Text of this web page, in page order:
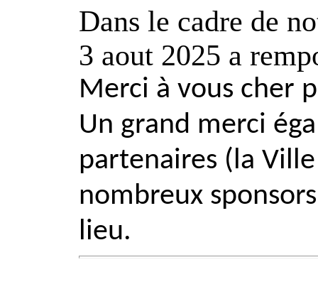
Dans le cadre de
3 aout 2025 a
Merci à vous cher
Un grand merci
partenaires (la Ville
nombreux
lieu.